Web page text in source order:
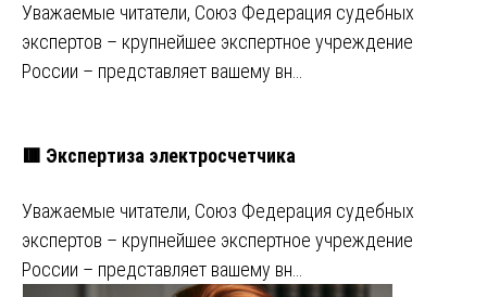
Уважаемые читатели, Союз Федерация судебных
экспертов – крупнейшее экспертное учреждение
России – представляет вашему вн…
🟥 Экспертиза электросчетчика
Уважаемые читатели, Союз Федерация судебных
экспертов – крупнейшее экспертное учреждение
России – представляет вашему вн…